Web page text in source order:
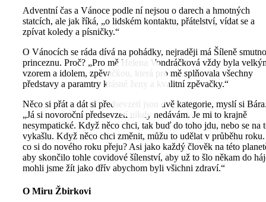
Adventní čas a Vánoce podle ní nejsou o darech a hmotných
statcích, ale jak říká, „o lidském kontaktu, přátelství, vídat se a
zpívat koledy a písničky.“
O Vánocích se ráda dívá na pohádky, nejraději má Šíleně
princeznu. Proč? „Pro mě Helena Vondráčková vždy byla
vzorem a idolem, zpěvačkou, která pro mě splňovala všechny
představy a paramtry krásné ženy a kvalitní zpěvačky.“
Něco si přát a dát si předsevzetí jsou dvě kategorie, myslí si
„Já si novoroční předsevzetí nikdy nedávám. Je mi to krajně
nesympatické. Když něco chci, tak buď do toho jdu, nebo se na
vykašlu. Když něco chci změnit, můžu to udělat v průběhu
co si do nového roku přeju? Asi jako každý člověk na této
aby skončilo tohle covidové šílenství, aby už to šlo někam do
mohli jsme žít jako dřív abychom byli všichni zdraví.“
O Miru Žbirkovi